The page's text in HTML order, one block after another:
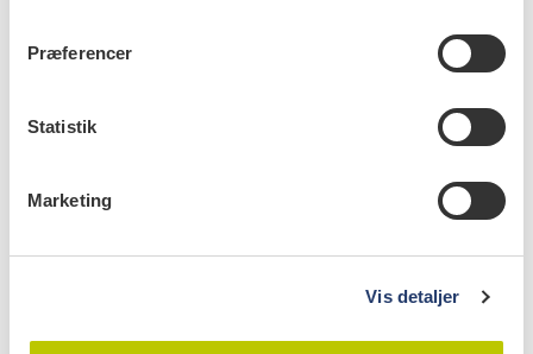
Præferencer
Statistik
Marketing
Vis detaljer
stort behandlingsbehovet har været. Inden
15.00 /Dagens sidste patient afsluttes – omkring 50 er
allerede taget hjem, og en mindre gruppe bliver tilbage
et sted, hvor de reelt kunne få økonomisk støtte til
tandbehandling, men mangler overskud til at navigere i